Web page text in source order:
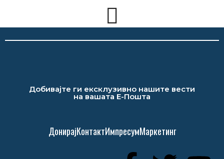
Добивајте ги ексклузивно нашите вести
на вашата Е-Пошта
ДонирајКонтактИмпресумМаркетинг